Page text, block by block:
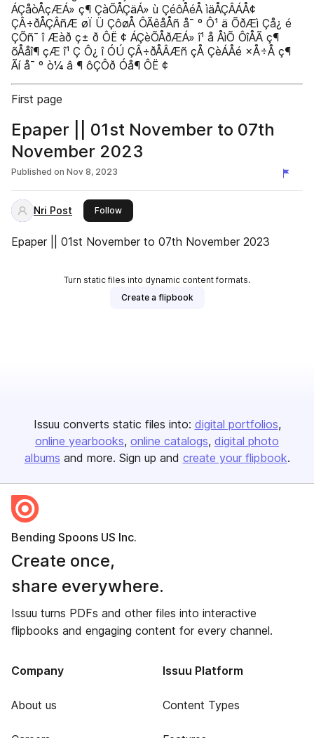
ÁÇåòÅçÆÁ» ç¶ ÇàÕÅÇäÁ» ù ÇéôÅéÅ ìäÅÇÂÁÅ¢
ÇÂ÷ðÅÇÂñÆ øÏ Ü ÇôøÅ ÔÃêåÅñ å¯ º Ô¹ ä ÕðÆì Çå¿ é
ÇÕñ¯ î Æàð ç± ð ÔË ¢ ÁÇèÕÅðÆÁ» î¹ å ÅìÕ ÔîÅÃ ç¶
õÅåî¶ çÆ î¹ Ç Ô¿ î ÓÚ ÇÂ÷ðÅÂÆñ çÅ ÇèÁÅé ×Å÷Å ç¶
Ãí å¯ º ò¼ â ¶ ôÇÔð Óå¶ ÔË ¢
First page
Epaper || 01st November to 07th
November 2023
Published on Nov 8, 2023
Nri Post Followthis publisher
Epaper || 01st November to 07th November 2023
Turn static files into dynamic content formats.
Create a flipbook
Issuu converts static files into: digital portfolios
online yearbooks online catalogs digital photo
albums and more. Sign up and create your flipbook.
Bending Spoons US Inc.
Create once,
share everywhere.
Issuu turns PDFs and other files into interactive
flipbooks and engaging content for every channel.
Company
About us
Issuu Platform
Content Types